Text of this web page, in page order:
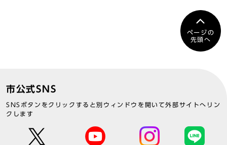
ページの
先頭へ
市公式SNS
SNSボタンをクリックすると別ウィンドウを開いて外部サイトへリン
クします